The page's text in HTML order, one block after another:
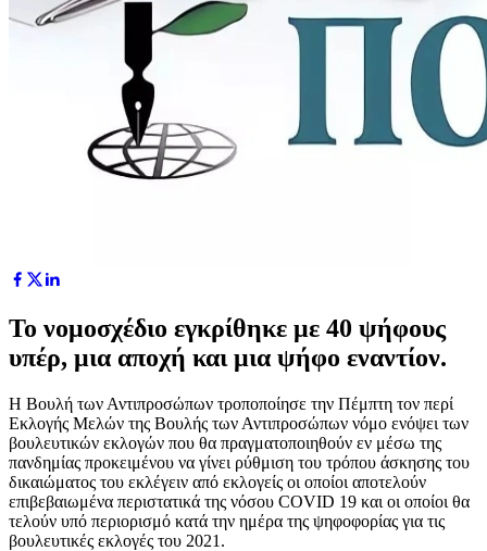
Το νομοσχέδιο εγκρίθηκε με 40 ψήφους
υπέρ, μια αποχή και μια ψήφο εναντίον.
Η Βουλή των Αντιπροσώπων τροποποίησε την Πέμπτη τον περί
Εκλογής Μελών της Βουλής των Αντιπροσώπων νόμο ενόψει των
βουλευτικών εκλογών που θα πραγματοποιηθούν εν μέσω της
πανδημίας προκειμένου να γίνει ρύθμιση του τρόπου άσκησης του
δικαιώματος του εκλέγειν από εκλογείς οι οποίοι αποτελούν
επιβεβαιωμένα περιστατικά της νόσου COVID 19 και οι οποίοι θα
τελούν υπό περιορισμό κατά την ημέρα της ψηφοφορίας για τις
βουλευτικές εκλογές του 2021.